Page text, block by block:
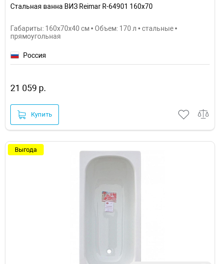
Стальная ванна ВИЗ Reimar R-64901 160х70
Габариты: 160x70x40 см • Объем: 170 л • стальные •
прямоугольная
Россия
21 059 р.
Купить
Выгода